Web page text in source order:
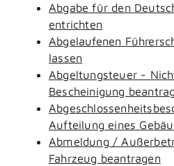
Abgabe für den
entrichten
Abgelaufenen
lassen
Abgeltungsteuer -
Bescheinigung
Aufteilung eines
Abmeldung /
Fahrzeug beantragen